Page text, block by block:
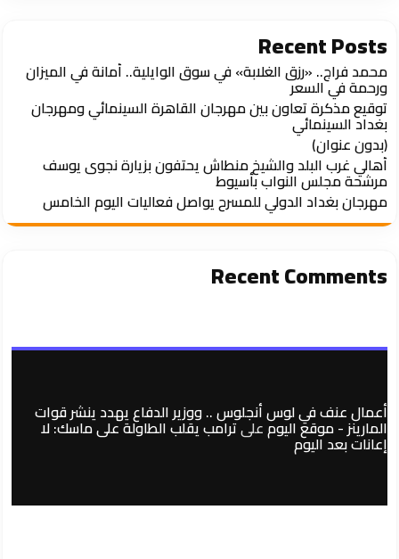
Recent Posts
محمد فراج.. «رزق الغلابة» في سوق الوايلية.. أمانة في الميزان
ورحمة في السعر
توقيع مذكرة تعاون بين مهرجان القاهرة السينمائي ومهرجان
بغداد السينمائي
(بدون عنوان)
أهالي غرب البلد والشيخ منطاش يحتفون بزيارة نجوى يوسف
مرشحة مجلس النواب بأسيوط
مهرجان بغداد الدولي للمسرح يواصل فعاليات اليوم الخامس
Recent Comments
أعمال عنف في لوس أنجلوس .. ووزير الدفاع يهدد ينشر قوات
المارينز - موقع اليومعلىترامب يقلب الطاولة على ماسك: لا
إعانات بعد اليوم